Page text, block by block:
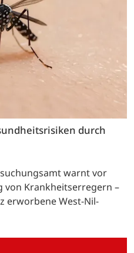
durch
warnt vor
Krankheitserregern –
erworbene West-Nil-